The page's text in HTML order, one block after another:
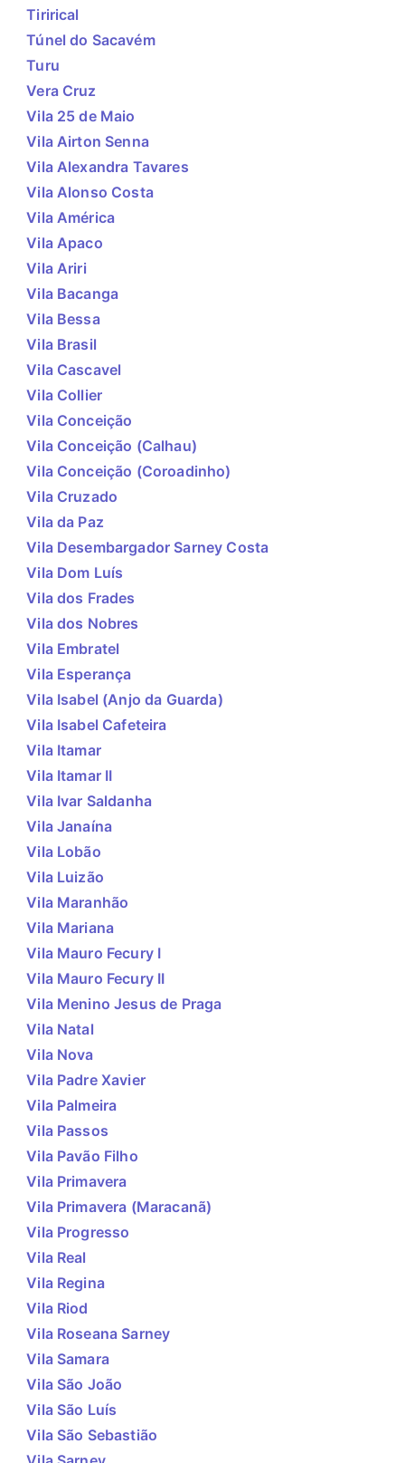
Tirirical
Túnel do Sacavém
Turu
Vera Cruz
Vila 25 de Maio
Vila Airton Senna
Vila Alexandra Tavares
Vila Alonso Costa
Vila América
Vila Apaco
Vila Ariri
Vila Bacanga
Vila Bessa
Vila Brasil
Vila Cascavel
Vila Collier
Vila Conceição
Vila Conceição (Calhau)
Vila Conceição (Coroadinho)
Vila Cruzado
Vila da Paz
Vila Desembargador Sarney Costa
Vila Dom Luís
Vila dos Frades
Vila dos Nobres
Vila Embratel
Vila Esperança
Vila Isabel (Anjo da Guarda)
Vila Isabel Cafeteira
Vila Itamar
Vila Itamar II
Vila Ivar Saldanha
Vila Janaína
Vila Lobão
Vila Luizão
Vila Maranhão
Vila Mariana
Vila Mauro Fecury I
Vila Mauro Fecury II
Vila Menino Jesus de Praga
Vila Natal
Vila Nova
Vila Padre Xavier
Vila Palmeira
Vila Passos
Vila Pavão Filho
Vila Primavera
Vila Primavera (Maracanã)
Vila Progresso
Vila Real
Vila Regina
Vila Riod
Vila Roseana Sarney
Vila Samara
Vila São João
Vila São Luís
Vila São Sebastião